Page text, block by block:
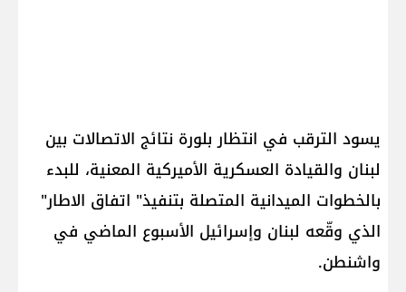
يسود الترقب في انتظار بلورة نتائج الاتصالات بين
لبنان والقيادة العسكرية الأميركية المعنية، للبدء
بالخطوات الميدانية المتصلة بتنفيذ" اتفاق الاطار"
الذي وقّعه لبنان وإسرائيل الأسبوع الماضي في
واشنطن.